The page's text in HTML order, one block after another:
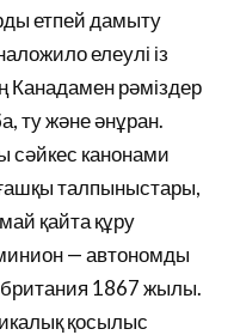
етпей дамыту
елеулі із
Канадамен рәміздер
ту және әнұран.
сәйкес канонами
талпыныстары,
қайта құру
— автономды
1867 жылы.
қосылыс